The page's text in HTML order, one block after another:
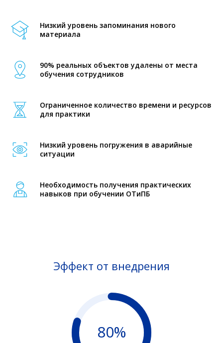
Низкий уровень запоминания нового
материала
90% реальных объектов удалены от места
обучения сотрудников
Ограниченное количество времени и ресурсов
для практики
Низкий уровень погружения в аварийные
ситуации
Необходимость получения практических
навыков при обучении ОТиПБ
Эффект от внедрения
80%